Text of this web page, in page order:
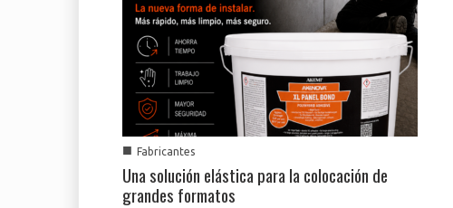
■ Fabricantes
Una solución elástica para la colocación de
grandes formatos